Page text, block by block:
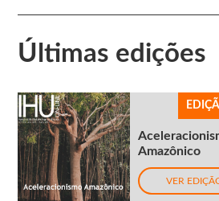
Últimas edições
Amazônico
VER